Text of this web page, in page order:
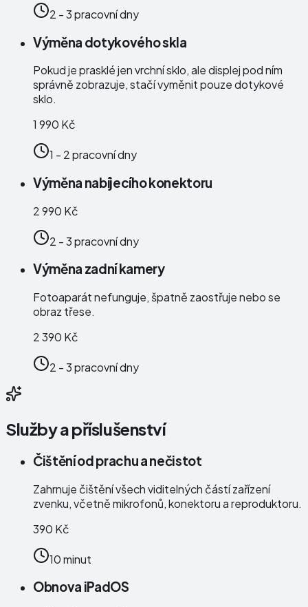
2 - 3 pracovní dny
Výměna dotykového skla
Pokud je prasklé jen vrchní sklo, ale displej pod ním
správně zobrazuje, stačí vyměnit pouze dotykové
sklo.
1 990 Kč
1 - 2 pracovní dny
Výměna nabíjecího konektoru
2 990 Kč
2 - 3 pracovní dny
Výměna zadní kamery
Fotoaparát nefunguje, špatně zaostřuje nebo se
obraz třese.
2 390 Kč
2 - 3 pracovní dny
Služby a příslušenství
Čištění od prachu a nečistot
Zahrnuje čištění všech viditelných částí zařízení
zvenku, včetně mikrofonů, konektoru a reproduktoru.
390 Kč
10 minut
Obnova iPadOS